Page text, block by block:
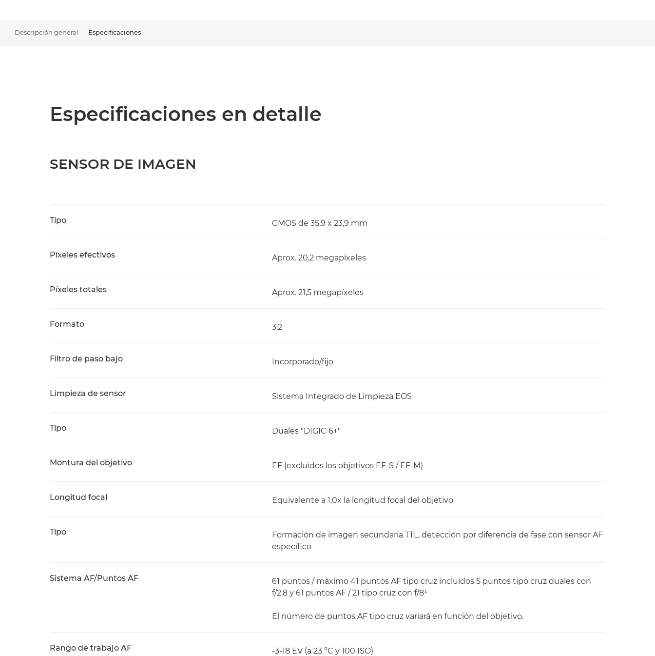
Descripción general Especificaciones
Especificaciones en detalle
SENSOR DE IMAGEN
Tipo CMOS de 35,9 x 23,9 mm
Píxeles efectivos Aprox. 20,2 megapíxeles
Píxeles totales Aprox. 21,5 megapíxeles
Formato 3:2
Filtro de paso bajo Incorporado/fijo
Limpieza de sensor Sistema Integrado de Limpieza EOS
Tipo Duales "DIGIC 6+"
Montura del objetivo EF (excluidos los objetivos EF-S / EF-M)
Longitud focal Equivalente a 1,0x la longitud focal del objetivo
Tipo
Formación de imagen secundaria TTL, detección por diferencia de fase con sensor AF
específico
Sistema AF/Puntos AF
61 puntos / máximo 41 puntos AF tipo cruz incluidos 5 puntos tipo cruz duales con
f/2,8 y 61 puntos AF / 21 tipo cruz con f/8¹
El número de puntos AF tipo cruz variará en función del objetivo.
Rango de trabajo AF -3-18 EV (a 23 °C y 100 ISO)